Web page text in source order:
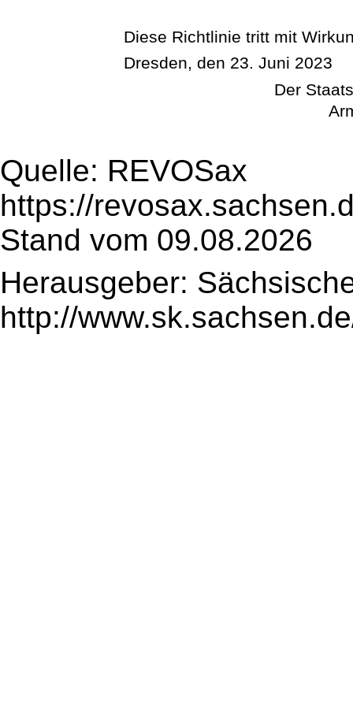
Diese Richtlinie tritt mit
Dresden, den 23. Juni 2023
Der
Quelle: REVOSax
https://
Stand vom 09.08.2026
Herausgeber:
http://